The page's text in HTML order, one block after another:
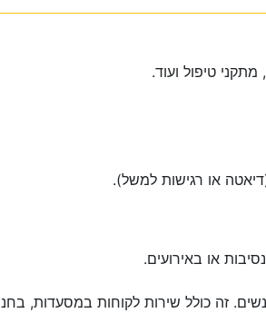
טיפול ועוד.
או רגישות למשל).
או באירועים.
זה כולל שירות לקוחות במסעדות,